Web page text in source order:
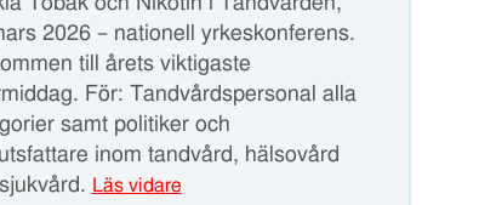
2026 – nationell yrkeskonferens.
till årets viktigaste
För: Tandvårdspersonal alla
samt politiker och
inom tandvård, hälsovård
Läs vidare